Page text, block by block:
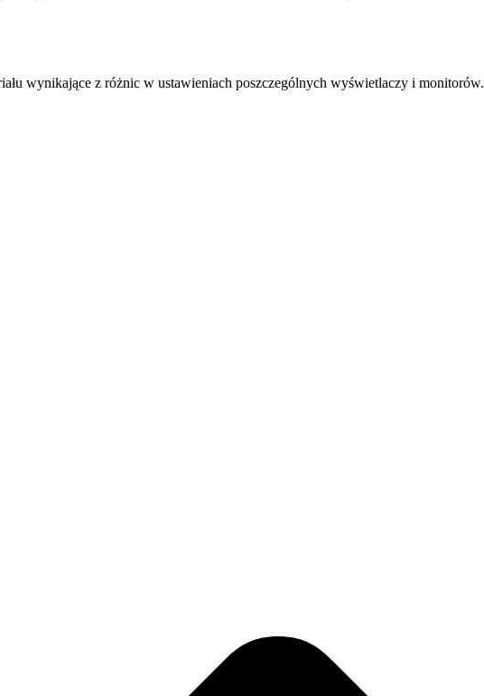
wynikające z różnic w ustawieniach poszczególnych wyświetlaczy i monitorów.